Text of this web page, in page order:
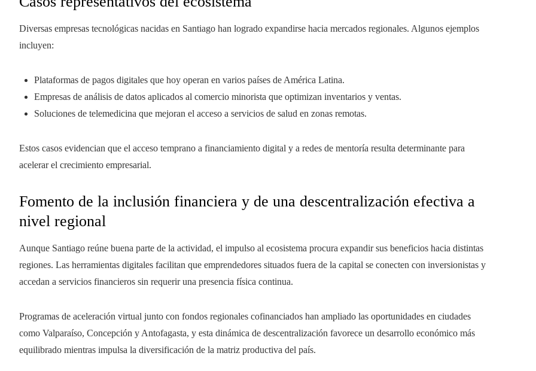
Diversas empresas tecnológicas nacidas en Santiago han logrado expandirse hacia mercados regionales. Algunos ejemplos
incluyen:
Plataformas de pagos digitales que hoy operan en varios países de América Latina.
Empresas de análisis de datos aplicados al comercio minorista que optimizan inventarios y ventas.
Soluciones de telemedicina que mejoran el acceso a servicios de salud en zonas remotas.
Estos casos evidencian que el acceso temprano a financiamiento digital y a redes de mentoría resulta determinante para
acelerar el crecimiento empresarial.
Fomento de la inclusión financiera y de una descentralización efectiva a
nivel regional
Aunque Santiago reúne buena parte de la actividad, el impulso al ecosistema procura expandir sus beneficios hacia distintas
regiones. Las herramientas digitales facilitan que emprendedores situados fuera de la capital se conecten con inversionistas y
accedan a servicios financieros sin requerir una presencia física continua.
Programas de aceleración virtual junto con fondos regionales cofinanciados han ampliado las oportunidades en ciudades
como Valparaíso, Concepción y Antofagasta, y esta dinámica de descentralización favorece un desarrollo económico más
equilibrado mientras impulsa la diversificación de la matriz productiva del país.